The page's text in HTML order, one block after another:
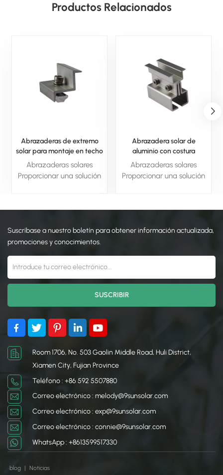
Productos Relacionados
Abrazaderas de extremo
solar para montaje en techo
de paneles solares
Abrazaderas solares
Proporcionar una solución
solares en su lugar. Con
instalación y propiedades
resistentes a la intemperie,
garantizan que su sistema
estable y eficiente a largo
Abrazadera solar de
aluminio con costura
permanente para sistema
Abrazaderas solares
Proporcionar una solución
solares en su lugar. Con
instalación y propiedades
estable y eficiente a largo
Suscríbase a nuestro boletín para obtener información actualizada,
promociones y conocimientos.
Room 1706, No. 503 Gaolin Middle Road, Huli District,
Xiamen City, Fujian Province
Teléfono : +86 592 5507880
Correo electrónico : melody@9sunsolar.com
Correo electrónico : exp@9sunsolar.com
Correo electrónico : connie@9sunsolar.com
WhatsApp : +8613599517330
blog | Noticias